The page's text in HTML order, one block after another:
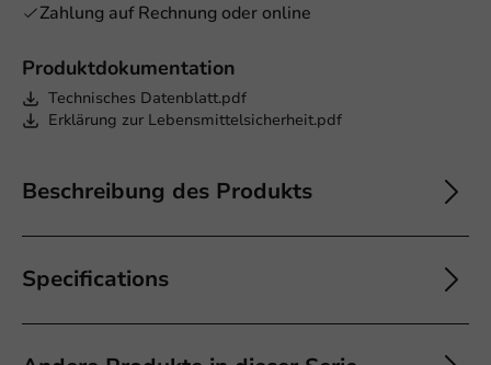
Produktdokumentation
Technisches Datenblatt.pdf
Erklärung zur Lebensmittelsicherheit.pdf
Beschreibung des Produkts
Specifications
Zahlung auf Rechnung oder online